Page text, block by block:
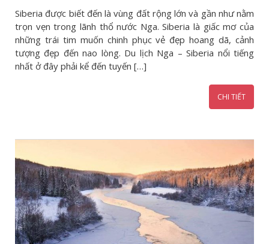
Siberia được biết đến là vùng đất rộng lớn và gần như nằm
trọn vẹn trong lãnh thổ nước Nga. Siberia là giấc mơ của
những trái tim muốn chinh phục vẻ đẹp hoang dã, cảnh
tượng đẹp đến nao lòng. Du lịch Nga – Siberia nổi tiếng
nhất ở đây phải kể đến tuyến […]
CHI TIẾT